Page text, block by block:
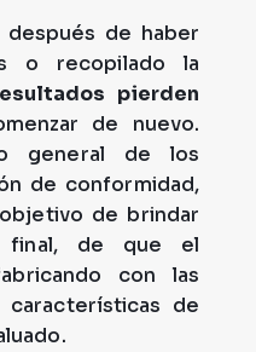
de haber
o recopilado la
pierden
de nuevo.
general de los
de conformidad,
de brindar
final, de que el
con las
características de